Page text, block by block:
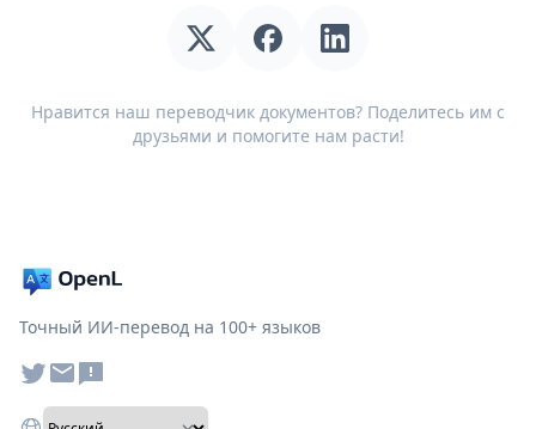
Нравится наш переводчик документов? Поделитесь им с
друзьями и помогите нам расти!
Точный ИИ-перевод на 100+ языков